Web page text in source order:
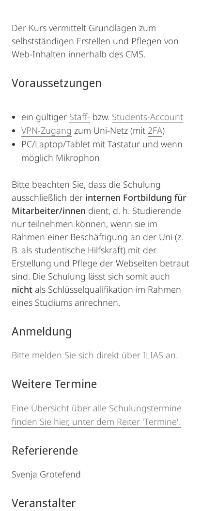
Der Kurs vermittelt Grundlagen zum
selbstständigen Erstellen und Pflegen von
Web-Inhalten innerhalb des CMS.
Voraussetzungen
ein gültiger Staff- bzw. Students-Account
VPN-Zugang zum Uni-Netz (mit 2FA)
PC/Laptop/Tablet mit Tastatur und wenn
möglich Mikrophon
Bitte beachten Sie, dass die Schulung
ausschließlich der internen Fortbildung für
Mitarbeiter/innen dient, d. h. Studierende
nur teilnehmen können, wenn sie im
Rahmen einer Beschäftigung an der Uni (z.
B. als studentische Hilfskraft) mit der
Erstellung und Pflege der Webseiten betraut
sind. Die Schulung lässt sich somit auch
nicht als Schlüsselqualifikation im Rahmen
eines Studiums anrechnen.
Anmeldung
Bitte melden Sie sich direkt über ILIAS an.
Weitere Termine
Eine Übersicht über alle Schulungstermine
finden Sie hier, unter dem Reiter 'Termine'.
Referierende
Svenja Grotefend
Veranstalter